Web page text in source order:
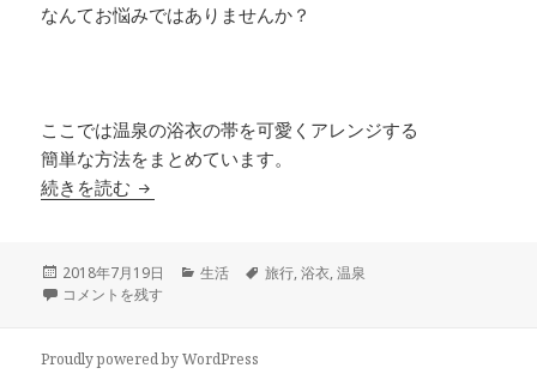
なんてお悩みではありませんか？
ここでは温泉の浴衣の帯を可愛くアレンジする
簡単な方法をまとめています。
続きを読む 温泉の浴衣の帯をアレンジする結び方でカワイ
投
稿
2018年7月19日
カ
ー
生活
タ
旅行,浴衣,温泉
温泉の浴衣の帯をアレンジする結び方でカワイイ簡単な結び方を伝授 に
コメントを残す
Proudly powered by WordPress